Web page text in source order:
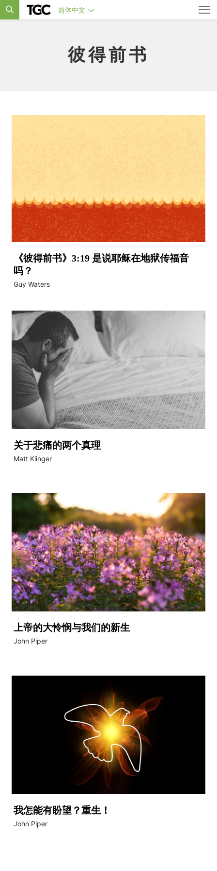
简体中文
彼得前书
《彼得前书》3:19 是说耶稣在地狱传福音
吗？
Guy Waters
关于悲痛的两个真理
Matt Klinger
上帝的大怜悯与我们的新生
John Piper
我怎能有盼望？重生！
John Piper